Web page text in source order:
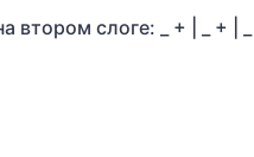
слоге: _ + | _ + | _